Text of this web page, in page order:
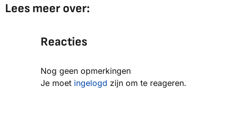
Lees meer over:
Reacties
Nog geen opmerkingen
Je moet ingelogd zijn om te reageren.